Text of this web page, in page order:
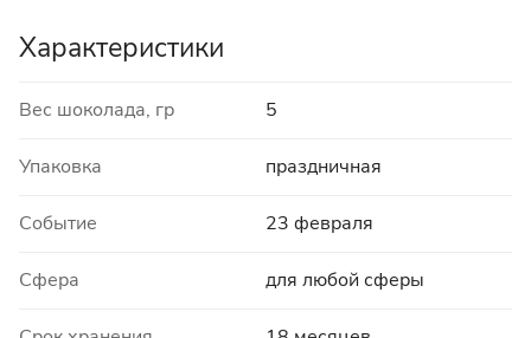
Характеристики
Вес шоколада, гр 5
Упаковка праздничная
Событие 23 февраля
Сфера для любой сферы